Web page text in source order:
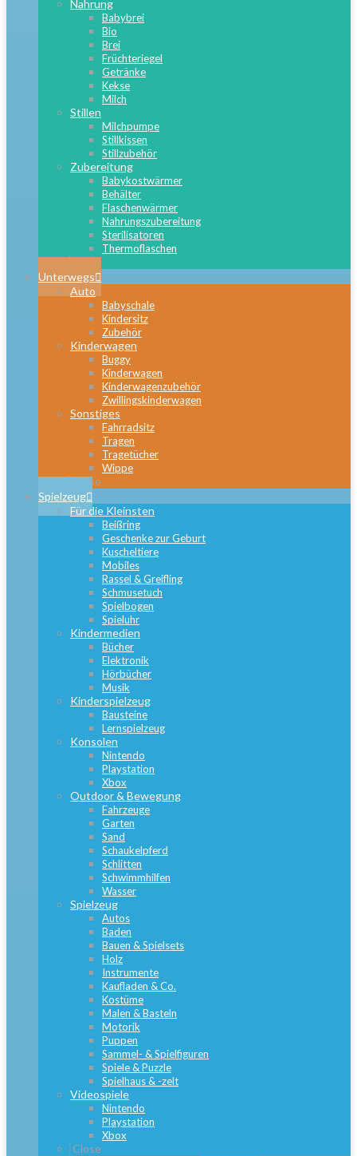
Nahrung
Babybrei
Bio
Brei
Früchteriegel
Getränke
Kekse
Milch
Stillen
Milchpumpe
Stillkissen
Stillzubehör
Zubereitung
Babykostwärmer
Behälter
Flaschenwärmer
Nahrungszubereitung
Sterilisatoren
Thermoflaschen
Close
Unterwegs
Auto
Babyschale
Kindersitz
Zubehör
Kinderwagen
Buggy
Kinderwagen
Kinderwagenzubehör
Zwillingskinderwagen
Sonstiges
Fahrradsitz
Tragen
Tragetücher
Wippe
Close
Spielzeug
Für die Kleinsten
Beißring
Geschenke zur Geburt
Kuscheltiere
Mobiles
Rassel & Greifling
Schmusetuch
Spielbogen
Spieluhr
Kindermedien
Bücher
Elektronik
Hörbücher
Musik
Kinderspielzeug
Bausteine
Lernspielzeug
Konsolen
Nintendo
Playstation
Xbox
Outdoor & Bewegung
Fahrzeuge
Garten
Sand
Schaukelpferd
Schlitten
Schwimmhilfen
Wasser
Spielzeug
Autos
Baden
Bauen & Spielsets
Holz
Instrumente
Kaufladen & Co.
Kostüme
Malen & Basteln
Motorik
Puppen
Sammel- & Spielfiguren
Spiele & Puzzle
Spielhaus & -zelt
Videospiele
Nintendo
Playstation
Xbox
Close